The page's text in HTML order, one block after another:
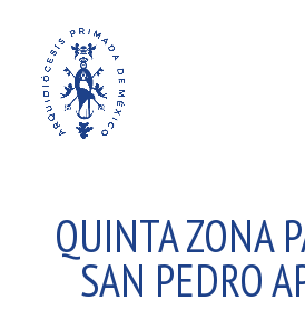
QUINTA ZONA
SAN PEDRO